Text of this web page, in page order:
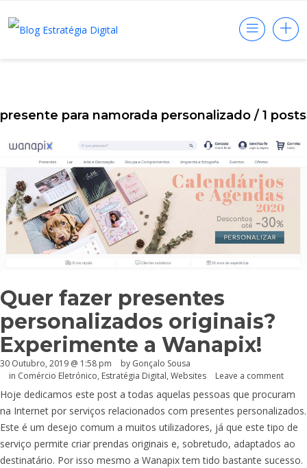
presente para namorada personalizado / 1
Quer fazer presentes
personalizados originais?
Experimente a Wanapix!
30 Outubro, 2019 @ 1:58 pm by Gonçalo Sousa
in Comércio Eletrónico, Estratégia Digital, Websites Leave a comment
Hoje dedicamos este post a todas aquelas pessoas que procuram
na Internet por serviços relacionados com presentes personalizados.
Este é um desejo comum a muitos utilizadores, já que este tipo de
serviço permite criar prendas originais e, sobretudo, adaptados ao
destinatário. Por isso mesmo a Wanapix tem tido bastante sucesso.